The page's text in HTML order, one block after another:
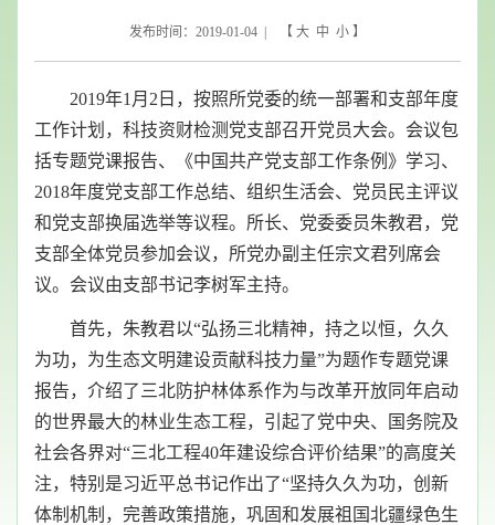
发布时间：2019-01-04 | 【 大 中 小 】
2019年1 月 2 日，按照所党委的统一部署和支部年度
工作计划，科技资财检测党支部召开党员大会。会议包
括专题党课报告、《中国共产党支部工作条例》学习、
2018年度党支部工作总结、组织生活会、党员民主评议
和党支部换届选举等议程。所长、党委委员朱教君，党
支部全体党员参加会议，所党办副主任宗文君列席会
议。会议由支部书记李树军主持。
首先，朱教君以“弘扬三北精神，持之以恒，久久
为功，为生态文明建设贡献科技力量”为题作专题党课
报告，介绍了三北防护林体系作为与改革开放同年启动
的世界最大的林业生态工程，引起了党中央、国务院及
社会各界对“三北工程40年建设综合评价结果”的高度关
注，特别是习近平总书记作出了“坚持久久为功，创新
体制机制，完善政策措施，巩固和发展祖国北疆绿色生